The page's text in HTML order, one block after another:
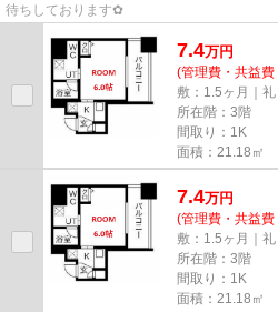
待ちしております✿
7.4万円
(管理費・共益
敷：1.5ヶ月｜礼
所在階：3階
間取り：1K
面積：21.18㎡
7.4万円
(管理費・共益
敷：1.5ヶ月｜礼
所在階：3階
間取り：1K
面積：21.18㎡